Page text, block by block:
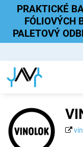
PRAKTICKÉ
FÓLIOVÝCH
PALETOVÝ